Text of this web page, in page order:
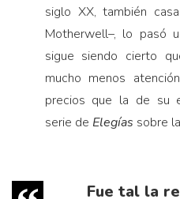
siglo XX, también
Motherwell–, lo pasó
sigue siendo cierto
mucho menos
precios que la de su
serie de Elegías sobre
Fue tal la